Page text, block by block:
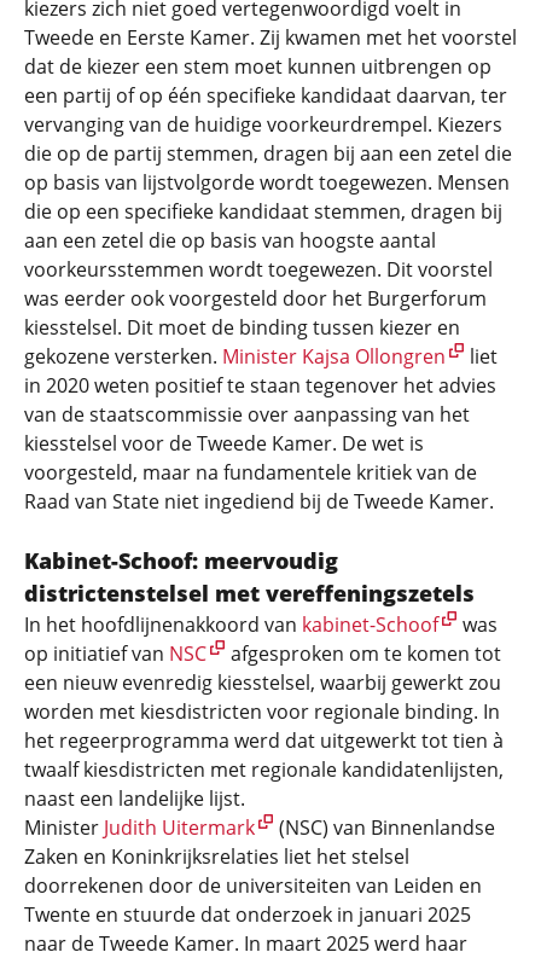
kiezers zich niet goed vertegenwoordigd voelt in
Tweede en Eerste Kamer. Zij kwamen met het voorstel
dat de kiezer een stem moet kunnen uitbrengen op
een partij of op één specifieke kandidaat daarvan, ter
vervanging van de huidige voorkeurdrempel. Kiezers
die op de partij stemmen, dragen bij aan een zetel die
op basis van lijstvolgorde wordt toegewezen. Mensen
die op een specifieke kandidaat stemmen, dragen bij
aan een zetel die op basis van hoogste aantal
voorkeursstemmen wordt toegewezen. Dit voorstel
was eerder ook voorgesteld door het Burgerforum
kiesstelsel. Dit moet de binding tussen kiezer en
gekozene versterken. Minister Kajsa Ollongren
liet
in 2020 weten positief te staan tegenover het advies
van de staatscommissie over aanpassing van het
kiesstelsel voor de Tweede Kamer. De wet is
voorgesteld, maar na fundamentele kritiek van de
Raad van State niet ingediend bij de Tweede Kamer.
Kabinet-Schoof: meervoudig
districtenstelsel met vereffeningszetels
In het hoofdlijnenakkoord van kabinet-Schoof
was
op initiatief van NSC
afgesproken om te komen tot
een nieuw evenredig kiesstelsel, waarbij gewerkt zou
worden met kiesdistricten voor regionale binding. In
het regeerprogramma werd dat uitgewerkt tot tien à
twaalf kiesdistricten met regionale kandidatenlijsten,
naast een landelijke lijst.
Minister Judith Uitermark
(NSC) van Binnenlandse
Zaken en Koninkrijksrelaties liet het stelsel
doorrekenen door de universiteiten van Leiden en
Twente en stuurde dat onderzoek in januari 2025
naar de Tweede Kamer. In maart 2025 werd haar